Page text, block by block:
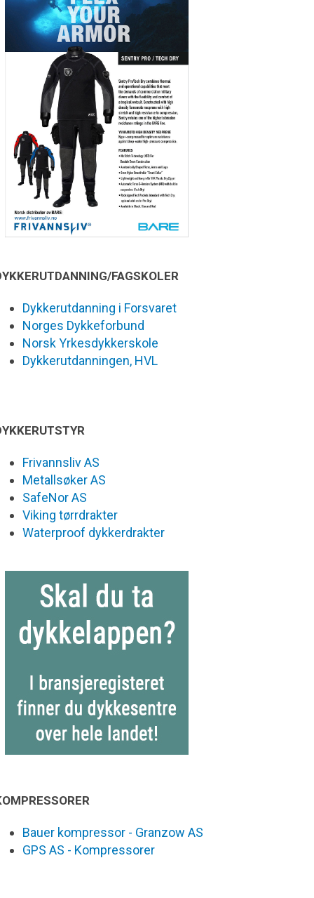
FAGSKOLER
Dykkerutdanning i Forsvaret
Norges Dykkeforbund
Norsk Yrkesdykkerskole
Dykkerutdanningen, HVL
Frivannsliv AS
Metallsøker AS
SafeNor AS
Viking tørrdrakter
Waterproof dykkerdrakter
Bauer kompressor - Granzow AS
GPS AS - Kompressorer